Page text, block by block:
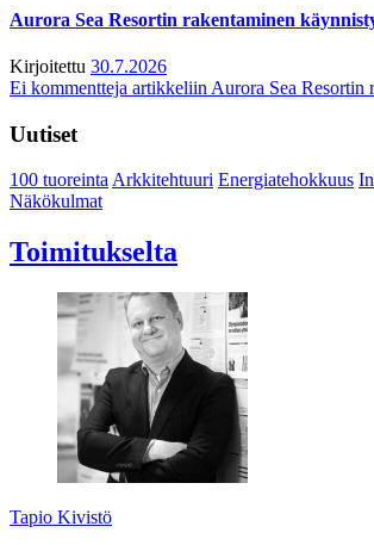
Aurora Sea Resortin rakentaminen
Kirjoitettu 30.7.2026
Ei kommentteja artikkeliin Aurora Sea Resortin
Uutiset
100 tuoreintaArkkitehtuuri Energiatehokkuus
Näkökulmat
Toimitukselta
Tapio Kivistö